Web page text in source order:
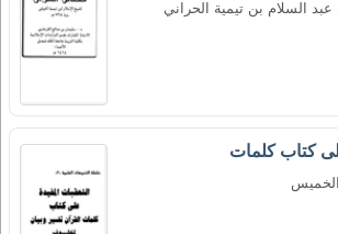
السلام بن تيمية الحراني
كتاب كلمات